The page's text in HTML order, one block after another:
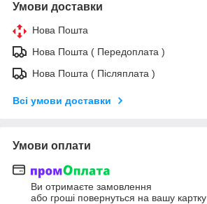
Умови доставки
Нова Пошта
Нова Пошта ( Передоплата )
Нова Пошта ( Післяплата )
Всі умови доставки
Умови оплати
Ви отримаєте замовлення
або гроші повернуться на вашу картку